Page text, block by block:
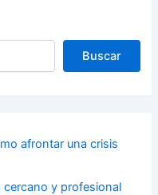
Buscar
afrontar una crisis
y profesional